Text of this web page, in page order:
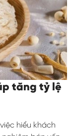
tăng tỷ lệ
hiểu khách